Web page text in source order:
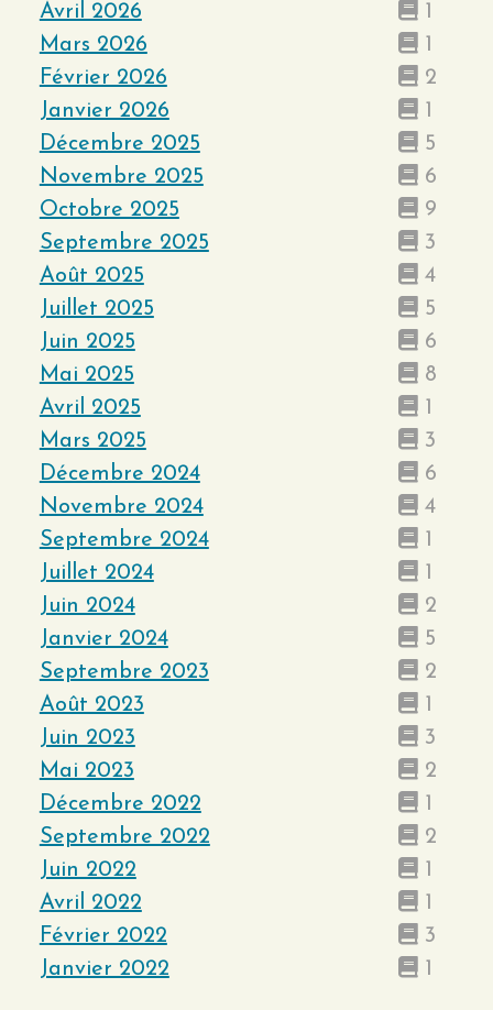
Avril 2026
1
Mars 2026
1
Février 2026
2
Janvier 2026
1
Décembre 2025
5
Novembre 2025
6
Octobre 2025
9
Septembre 2025
3
Août 2025
4
Juillet 2025
5
Juin 2025
6
Mai 2025
8
Avril 2025
1
Mars 2025
3
Décembre 2024
6
Novembre 2024
4
Septembre 2024
1
Juillet 2024
1
Juin 2024
2
Janvier 2024
5
Septembre 2023
2
Août 2023
1
Juin 2023
3
Mai 2023
2
Décembre 2022
1
Septembre 2022
2
Juin 2022
1
Avril 2022
1
Février 2022
3
Janvier 2022
1